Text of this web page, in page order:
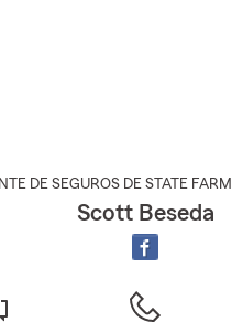
DE SEGUROS DE STATE FARM
Scott Beseda